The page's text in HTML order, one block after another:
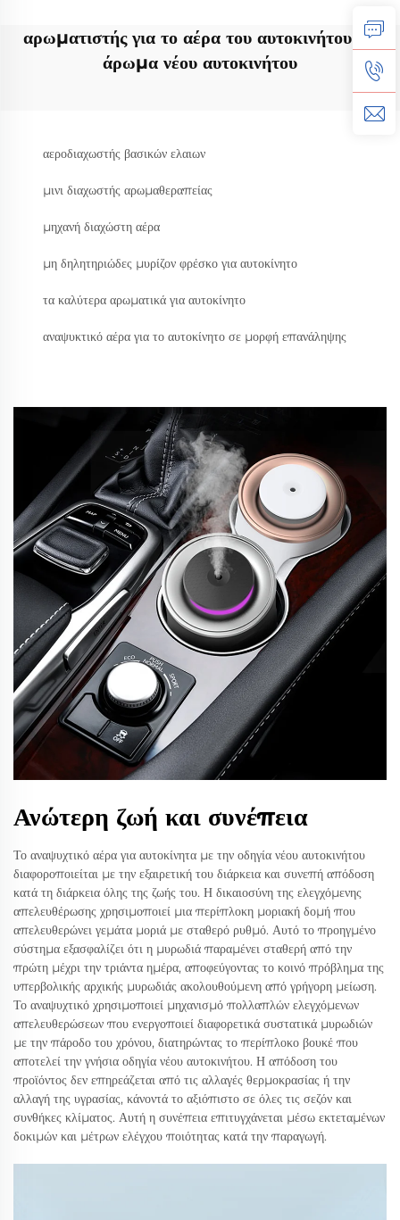
αρωματιστής για το αέρα του αυτοκινήτου με
άρωμα νέου αυτοκινήτου
αεροδιαχωστής βασικών ελαιων
μινι διαχωστής αρωμαθεραπείας
μηχανή διαχώστη αέρα
μη δηλητηριώδες μυρίζον φρέσκο για αυτοκίνητο
τα καλύτερα αρωματικά για αυτοκίνητο
αναψυκτικό αέρα για το αυτοκίνητο σε μορφή επανάληψης
Ανώτερη ζωή και συνέπεια
Το αναψυχτικό αέρα για αυτοκίνητα με την οδηγία νέου αυτοκινήτου
διαφοροποιείται με την εξαιρετική του διάρκεια και συνεπή απόδοση
κατά τη διάρκεια όλης της ζωής του. Η δικαιοσύνη της ελεγχόμενης
απελευθέρωσης χρησιμοποιεί μια περίπλοκη μοριακή δομή που
απελευθερώνει γεμάτα μοριά με σταθερό ρυθμό. Αυτό το προηγμένο
σύστημα εξασφαλίζει ότι η μυρωδιά παραμένει σταθερή από την
πρώτη μέχρι την τριάντα ημέρα, αποφεύγοντας το κοινό πρόβλημα της
υπερβολικής αρχικής μυρωδιάς ακολουθούμενη από γρήγορη μείωση.
Το αναψυχτικό χρησιμοποιεί μηχανισμό πολλαπλών ελεγχόμενων
απελευθερώσεων που ενεργοποιεί διαφορετικά συστατικά μυρωδιών
με την πάροδο του χρόνου, διατηρώντας το περίπλοκο βουκέ που
αποτελεί την γνήσια οδηγία νέου αυτοκινήτου. Η απόδοση του
προϊόντος δεν επηρεάζεται από τις αλλαγές θερμοκρασίας ή την
αλλαγή της υγρασίας, κάνοντά το αξιόπιστο σε όλες τις σεζόν και
συνθήκες κλίματος. Αυτή η συνέπεια επιτυγχάνεται μέσω εκτεταμένων
δοκιμών και μέτρων ελέγχου ποιότητας κατά την παραγωγή.